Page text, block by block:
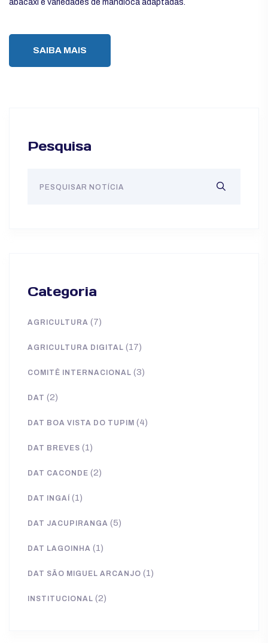
abacaxi e variedades de mandioca adaptadas.
SAIBA MAIS
Pesquisa
Categoria
AGRICULTURA (7)
AGRICULTURA DIGITAL (17)
COMITÊ INTERNACIONAL (3)
DAT (2)
DAT BOA VISTA DO TUPIM (4)
DAT BREVES (1)
DAT CACONDE (2)
DAT INGAÍ (1)
DAT JACUPIRANGA (5)
DAT LAGOINHA (1)
DAT SÃO MIGUEL ARCANJO (1)
INSTITUCIONAL (2)